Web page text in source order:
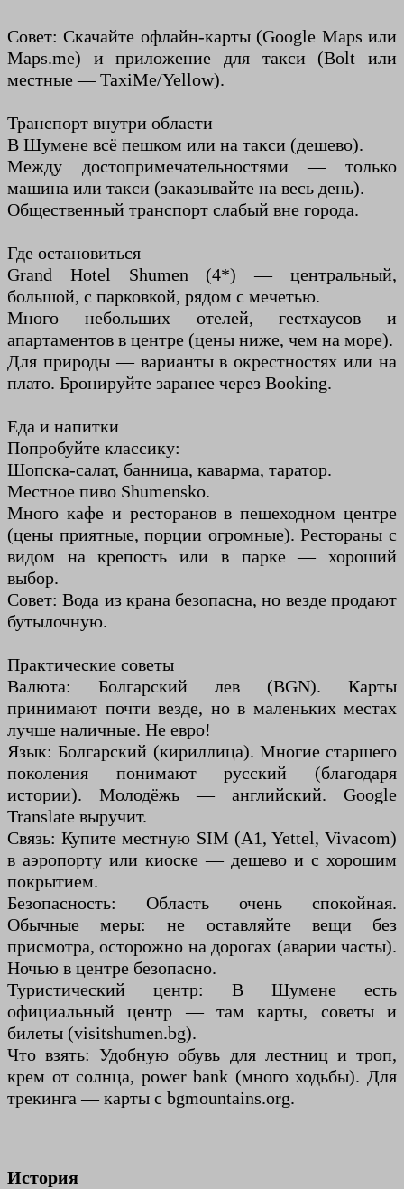
Совет: Скачайте офлайн-карты (Google Maps или
Maps.me) и приложение для такси (Bolt или
местные — TaxiMe/Yellow).
Транспорт внутри области
В Шумене всё пешком или на такси (дешево).
Между достопримечательностями — только
машина или такси (заказывайте на весь день).
Общественный транспорт слабый вне города.
Где остановиться
Grand Hotel Shumen (4*) — центральный,
большой, с парковкой, рядом с мечетью.
Много небольших отелей, гестхаусов и
апартаментов в центре (цены ниже, чем на море).
Для природы — варианты в окрестностях или на
плато. Бронируйте заранее через Booking.
Еда и напитки
Попробуйте классику:
Шопска-салат, банница, каварма, таратор.
Местное пиво Shumensko.
Много кафе и ресторанов в пешеходном центре
(цены приятные, порции огромные). Рестораны с
видом на крепость или в парке — хороший
выбор.
Совет: Вода из крана безопасна, но везде продают
бутылочную.
Практические советы
Валюта: Болгарский лев (BGN). Карты
принимают почти везде, но в маленьких местах
лучше наличные. Не евро!
Язык: Болгарский (кириллица). Многие старшего
поколения понимают русский (благодаря
истории). Молодёжь — английский. Google
Translate выручит.
Связь: Купите местную SIM (A1, Yettel, Vivacom)
в аэропорту или киоске — дешево и с хорошим
покрытием.
Безопасность: Область очень спокойная.
Обычные меры: не оставляйте вещи без
присмотра, осторожно на дорогах (аварии часты).
Ночью в центре безопасно.
Туристический центр: В Шумене есть
официальный центр — там карты, советы и
билеты (visitshumen.bg).
Что взять: Удобную обувь для лестниц и троп,
крем от солнца, power bank (много ходьбы). Для
трекинга — карты с bgmountains.org.
История